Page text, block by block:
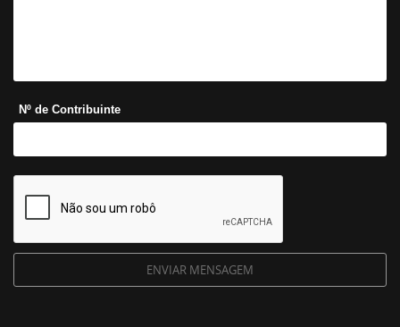
Nº de Contribuinte